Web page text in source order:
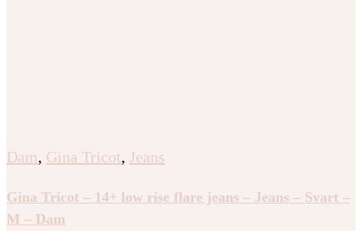
Dam, Gina Tricot, Jeans
Gina Tricot – 14+ low rise flare jeans – Jeans – Svart –
M – Dam